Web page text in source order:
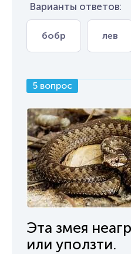
Варианты ответов:
бобр лев
5 вопрос
Эта змея
или уползти.